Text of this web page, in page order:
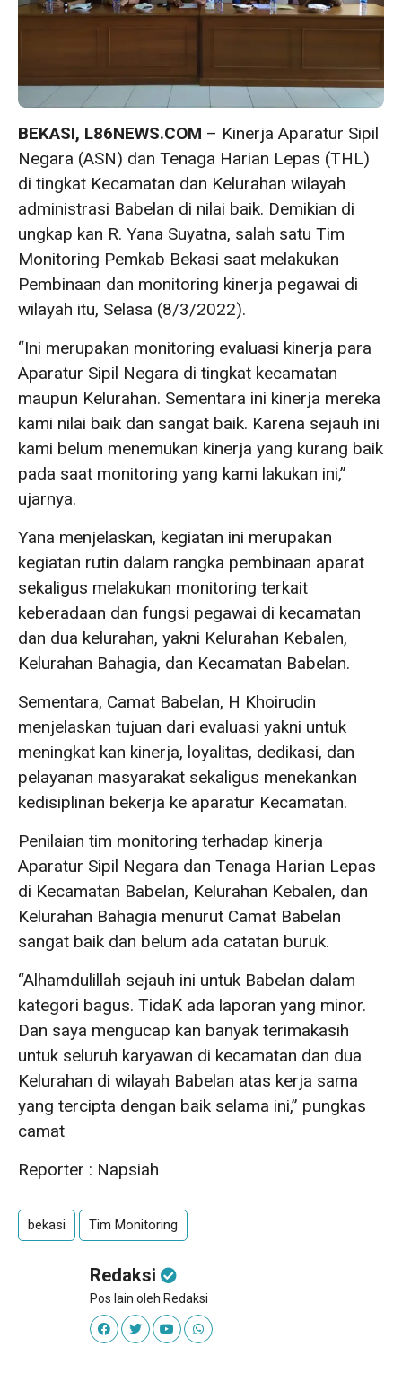
BEKASI, L86NEWS.COM – Kinerja Aparatur Sipil
Negara (ASN) dan Tenaga Harian Lepas (THL)
di tingkat Kecamatan dan Kelurahan wilayah
administrasi Babelan di nilai baik. Demikian di
ungkap kan R. Yana Suyatna, salah satu Tim
Monitoring Pemkab Bekasi saat melakukan
Pembinaan dan monitoring kinerja pegawai di
wilayah itu, Selasa (8/3/2022).
“Ini merupakan monitoring evaluasi kinerja para
Aparatur Sipil Negara di tingkat kecamatan
maupun Kelurahan. Sementara ini kinerja mereka
kami nilai baik dan sangat baik. Karena sejauh ini
kami belum menemukan kinerja yang kurang baik
pada saat monitoring yang kami lakukan ini,”
ujarnya.
Yana menjelaskan, kegiatan ini merupakan
kegiatan rutin dalam rangka pembinaan aparat
sekaligus melakukan monitoring terkait
keberadaan dan fungsi pegawai di kecamatan
dan dua kelurahan, yakni Kelurahan Kebalen,
Kelurahan Bahagia, dan Kecamatan Babelan.
Sementara, Camat Babelan, H Khoirudin
menjelaskan tujuan dari evaluasi yakni untuk
meningkat kan kinerja, loyalitas, dedikasi, dan
pelayanan masyarakat sekaligus menekankan
kedisiplinan bekerja ke aparatur Kecamatan.
Penilaian tim monitoring terhadap kinerja
Aparatur Sipil Negara dan Tenaga Harian Lepas
di Kecamatan Babelan, Kelurahan Kebalen, dan
Kelurahan Bahagia menurut Camat Babelan
sangat baik dan belum ada catatan buruk.
“Alhamdulillah sejauh ini untuk Babelan dalam
kategori bagus. TidaK ada laporan yang minor.
Dan saya mengucap kan banyak terimakasih
untuk seluruh karyawan di kecamatan dan dua
Kelurahan di wilayah Babelan atas kerja sama
yang tercipta dengan baik selama ini,” pungkas
camat
Reporter : Napsiah
bekasi Tim Monitoring
Redaksi
Pos lain oleh Redaksi